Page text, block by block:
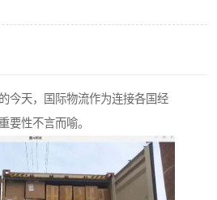
今天，国际物流作为连接各国经
要性不言而喻。